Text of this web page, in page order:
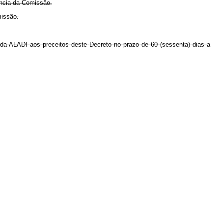
da Comissão.
ALADI aos preceitos deste Decreto no prazo de 60 (sessenta) dias a